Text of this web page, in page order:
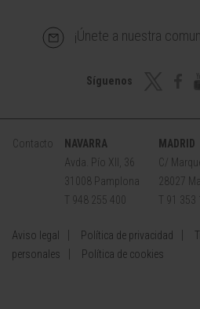
¡Únete a nuestra
Síguenos
Contacto
NAVARRA
Avda. Pío XII, 36
31008 Pamplona
T 948 255 400
MADRID
C/
28027
T 91 353
Aviso legal Política de privacidad
personales
Política de cookies